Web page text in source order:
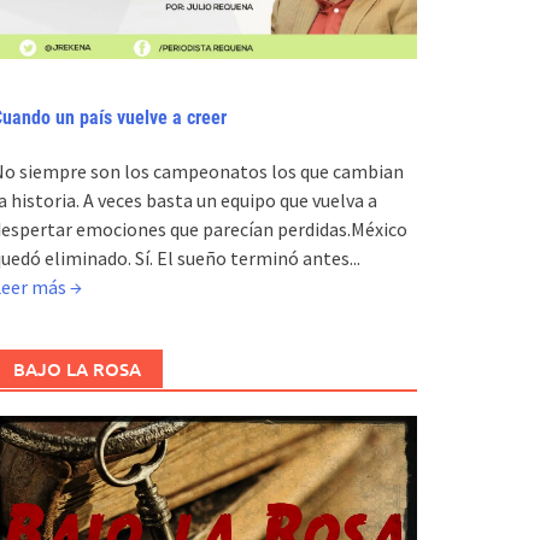
un país vuelve a creer
siempre son los campeonatos los que cambian
historia. A veces basta un equipo que vuelva a
emociones que parecían perdidas.México
eliminado. Sí. El sueño terminó antes...
más →
BAJO LA ROSA